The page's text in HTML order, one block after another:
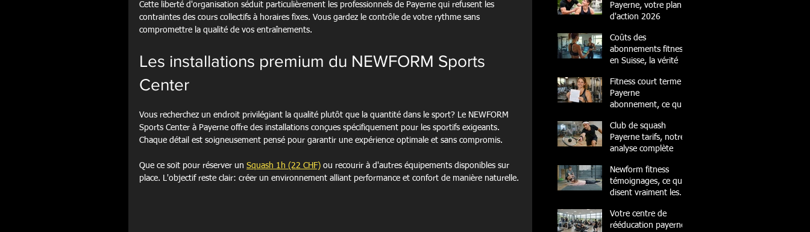
Cette liberté d'organisation séduit particulièrement les professionnels de Payerne qui refusent les
contraintes des cours collectifs à horaires fixes. Vous gardez le contrôle de votre rythme sans
compromettre la qualité de vos entraînements.
Les installations premium du NEWFORM Sports
Center
Vous recherchez un endroit privilégiant la qualité plutôt que la quantité dans le sport? Le NEWFORM
Sports Center à Payerne offre des installations conçues spécifiquement pour les sportifs exigeants.
Chaque détail est soigneusement pensé pour garantir une expérience optimale et sans compromis.
Que ce soit pour réserver un Squash 1h (22 CHF) ou recourir à d'autres équipements disponibles sur
place. L'objectif reste clair: créer un environnement alliant performance et confort de manière naturelle.
Payerne, votre plan
d'action 2026
Coûts des
abonnements fitness
en Suisse, la vérité
Fitness court terme
Payerne
abonnement, ce qu'il
Club de squash
Payerne tarifs, notre
analyse complète
Newform fitness
témoignages, ce que
disent vraiment les
Votre centre de
rééducation payerne